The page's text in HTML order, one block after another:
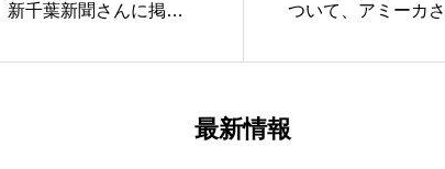
新千葉新聞さんに掲載
ついて、アミーカ
最新情報